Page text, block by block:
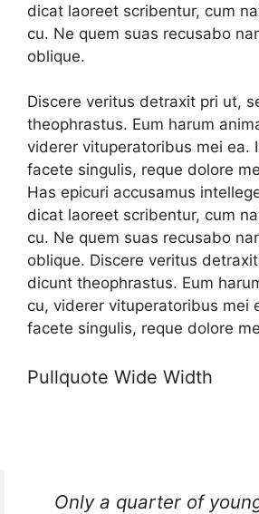
dicat laoreet scribentur, cum
cu. Ne quem suas recusabo
oblique.
Discere veritus detraxit pri ut,
theophrastus. Eum harum
viderer vituperatoribus mei ea.
facete singulis, reque dolore
Has epicuri accusamus
dicat laoreet scribentur, cum
cu. Ne quem suas recusabo
oblique. Discere veritus
dicunt theophrastus. Eum
cu, viderer vituperatoribus mei
facete singulis, reque dolore
Pullquote Wide Width
Only a quarter of